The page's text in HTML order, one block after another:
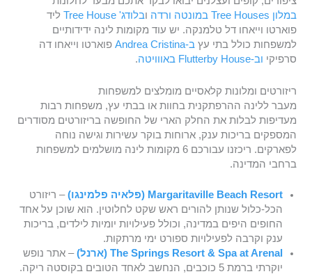
במלון Tree Houses
במונטה ורדה ובלודג' Tree House
ליד
פוארטו וייאחו דל טלמנקה. יש עוד מקומות לינה ידידותיים
למשפחות כולל בתי עץ ב-Andrea Cristina
פוארטו וייאחו דה
סרפיקי וב-Flutterby House באווויטה.
ריזורטים ומלונות קלאסיים מומלצים למשפחות
מעבר ללינה ההרפתקנית בחוות או בבתי עץ, משפחות רבות
מעדיפות לבלות את החלק הארי של החופשה בריזורטים מסודרים
המספקים בריכות ענק, ארוחות בוקר עשירות וגישה נוחה
לפארקים. ריכזנו עבורכם 6 מקומות לינה מושלמים למשפחות
ברחבי המדינה.
Margaritaville Beach Resort (פלאיה פלמינגו)
– ריזורט
הכל-כלול שנותן להורים ראש שקט לחלוטין. הוא שוכן על אחד
החופים היפים במדינה, וכולל פעילויות יומיות לילדים, בריכות
ענק וקרבה לפעילויות ספורט ימי מרתקות.
The Springs Resort & Spa at Arenal (ארנל)
– אתר נופש
יוקרתי ברמת 5 כוכבים, הנחשב לאחד הטובים בקוסטה ריקה.